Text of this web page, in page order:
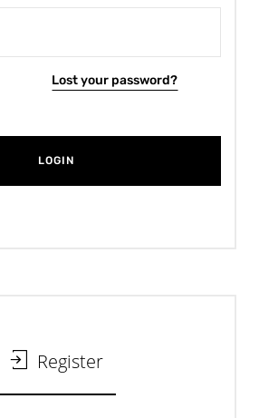
Lost your password?
Register